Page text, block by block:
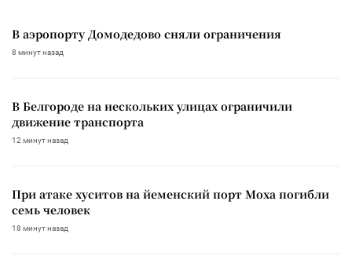
В аэропорту Домодедово сняли ограничения
8 минут назад
В Белгороде на нескольких улицах ограничили
движение транспорта
12 минут назад
При атаке хуситов на йеменский порт Моха погибли
семь человек
18 минут назад